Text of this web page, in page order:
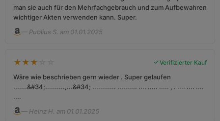
man sie auch für den Mehrfachgebrauch und zum Aufbewahren
wichtiger Akten verwenden kann. Super.
— Publius S. am 01.01.2025
★ ★ ★ Verifizierter Kauf
Wäre wie beschrieben gern wieder . Super gelaufen
.......&#34;..........,...&#34; ............ .......... .... ..... ..... , . .... .... ....
....
— Heinz H. am 01.01.2025